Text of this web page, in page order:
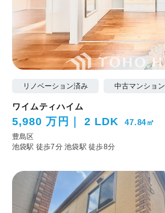
リノベーション済み 中古マンション
ワイムティハイム
5,980 万円 2 LDK 47.84㎡
豊島区
池袋駅 徒歩7分池袋駅 徒歩8分